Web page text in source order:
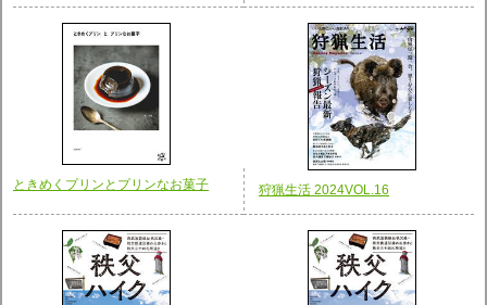
ときめくプリンとプリンなお菓子 狩猟生活 2024VOL.16